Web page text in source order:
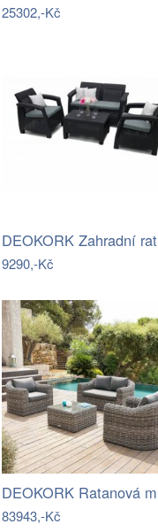
25302,-Kč
9290,-Kč
83943,-Kč